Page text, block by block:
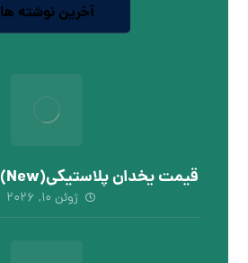
آخرین نوشته ها
قیمت یخدان پلاستیکی(New) در بازار + جدول
ژوئن ۱۰, ۲۰۲۶